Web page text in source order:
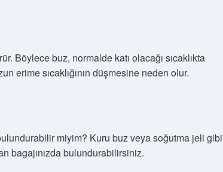
Böylece buz, normalde katı olacağı sıcaklıkta
erime sıcaklığının düşmesine neden olur.
miyim? Kuru buz veya soğutma jeli gibi
bagajınızda bulundurabilirsiniz.